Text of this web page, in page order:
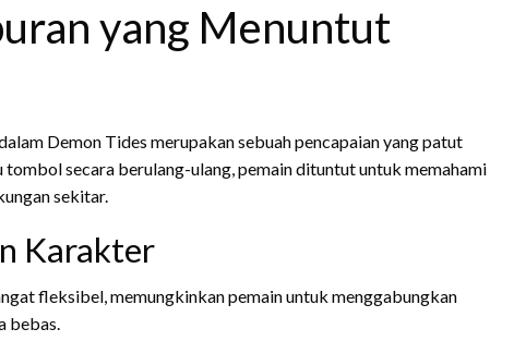
yang Menuntut
Demon Tides merupakan sebuah pencapaian yang patut
secara berulang-ulang, pemain dituntut untuk memahami
sekitar.
Karakter
fleksibel, memungkinkan pemain untuk menggabungkan
bebas.